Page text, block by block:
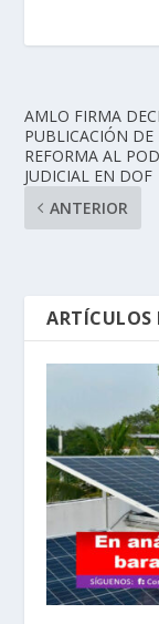
AMLO FIRMA
PUBLICACIÓN DE
REFORMA AL
JUDICIAL EN DOF
ANTERIOR
ARTÍCULOS